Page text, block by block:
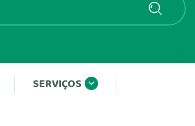
SERVIÇOS